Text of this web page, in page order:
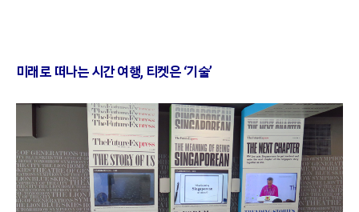
미래로 떠나는 시간 여행, 티켓은 ‘기술’